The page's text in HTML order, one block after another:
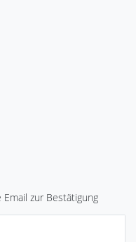
zur Bestätigung